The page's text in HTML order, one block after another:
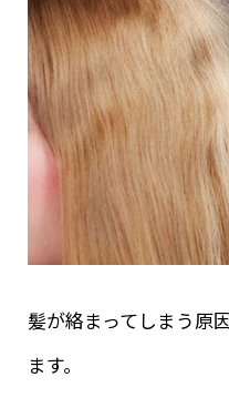
髪が絡まってしまう原
ます。